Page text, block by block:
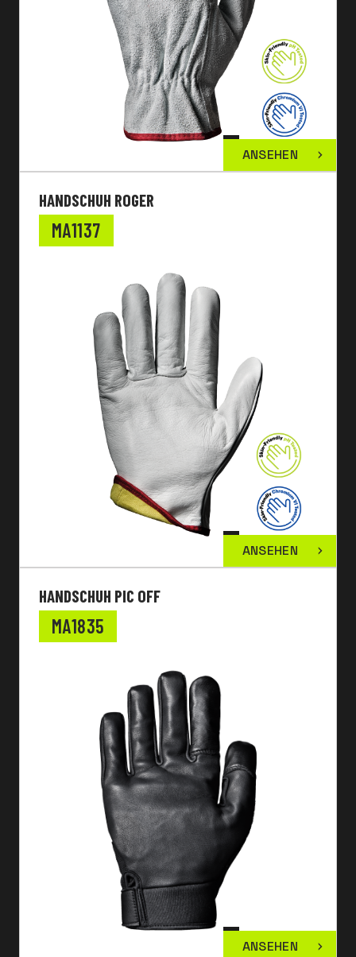
ANSEHEN
HANDSCHUH ROGER
MA1137
ANSEHEN
HANDSCHUH PIC OFF
MA1835
ANSEHEN